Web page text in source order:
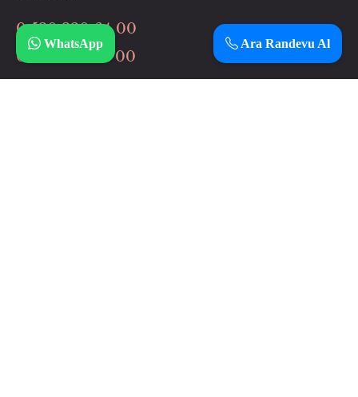
0 530 320 64 00
0 506 037 64 00
Ara Randevu Al
WhatsApp